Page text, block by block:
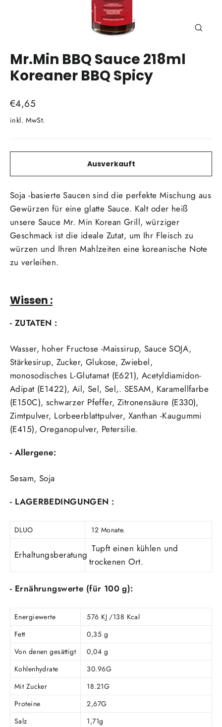
Mr.Min BBQ Sauce 218ml
Koreaner BBQ Spicy
Normaler
Preis
€4,65
inkl. MwSt.
Ausverkauft
Soja -basierte Saucen sind die perfekte Mischung aus
Gewürzen für eine glatte Sauce. Kalt oder heiß
unsere Sauce Mr. Min Korean Grill, würziger
Geschmack ist die ideale Zutat, um Ihr Fleisch zu
würzen und Ihren Mahlzeiten eine koreanische Note
zu verleihen.
Wissen :
- ZUTATEN :
Wasser, hoher Fructose -Maissirup, SauceSOJA,
Stärkesirup, Zucker, Glukose, Zwiebel,
monosodisches L-Glutamat (E621), Acetyldiamidon-
Adipat (E1422), Ail, Sel, Sel,. SESAM, Karamellfarbe
(E150C), schwarzer Pfeffer, Zitronensäure (E330),
Zimtpulver, Lorbeerblattpulver, Xanthan -Kaugummi
(E415), Oreganopulver, Petersilie.
- Allergene:
Sesam, Soja
- LAGERBEDINGUNGEN :
DLUO 12 Monate.
Erhaltungsberatung
Tupft einen kühlen und
trockenen Ort.
- Ernährungswerte (für 100 g):
Energiewerte
576 KJ /138 Kcal
Fett
0,35 g
Von denen gesättigt
0,04 g
Kohlenhydrate
30.96G
Mit Zucker
18.21G
Proteine
2,67G
Salz
1,71g